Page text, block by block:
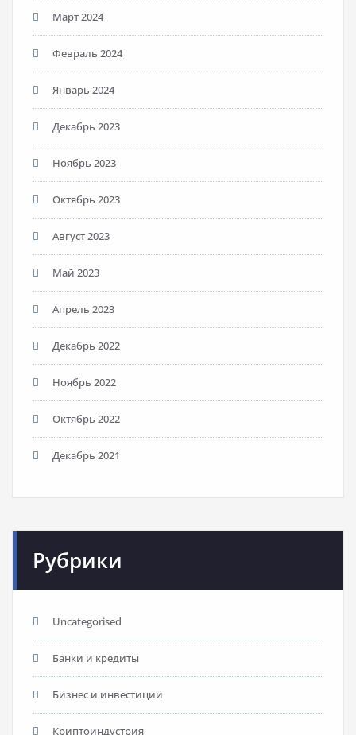
Март 2024
Февраль 2024
Январь 2024
Декабрь 2023
Ноябрь 2023
Октябрь 2023
Август 2023
Май 2023
Апрель 2023
Декабрь 2022
Ноябрь 2022
Октябрь 2022
Декабрь 2021
Рубрики
Uncategorised
Банки и кредиты
Бизнес и инвестиции
Криптоиндустрия